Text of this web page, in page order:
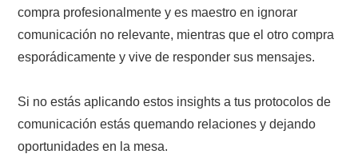
compra profesionalmente y es maestro en ignorar
comunicación no relevante, mientras que el otro compra
esporádicamente y vive de responder sus mensajes.
Si no estás aplicando estos insights a tus protocolos de
comunicación estás quemando relaciones y dejando
oportunidades en la mesa.